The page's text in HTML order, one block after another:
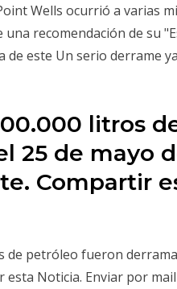
Wells ocurrió a varias
una recomendación de su
de este Un serio derrame
litros
25 de mayo
Compartir
de petróleo fueron
esta Noticia. Enviar por